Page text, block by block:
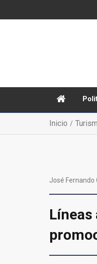
Inicio
José Fernando